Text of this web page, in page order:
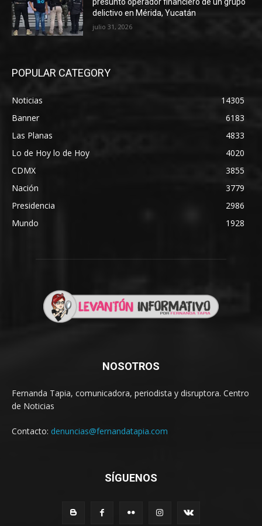
delictivo en Mérida, Yucatán
julio 31, 2026
POPULAR CATEGORY
Noticias
14305
Banner
6183
Las Planas
4833
Lo de Hoy lo de Hoy
4020
CDMX
3855
Nación
3779
Presidencia
2986
Mundo
1928
NOSOTROS
Fernanda Tapia, comunicadora, periodista y disruptora. Centro
de Noticias
Contacto: denuncias@fernandatapia.com
SÍGUENOS